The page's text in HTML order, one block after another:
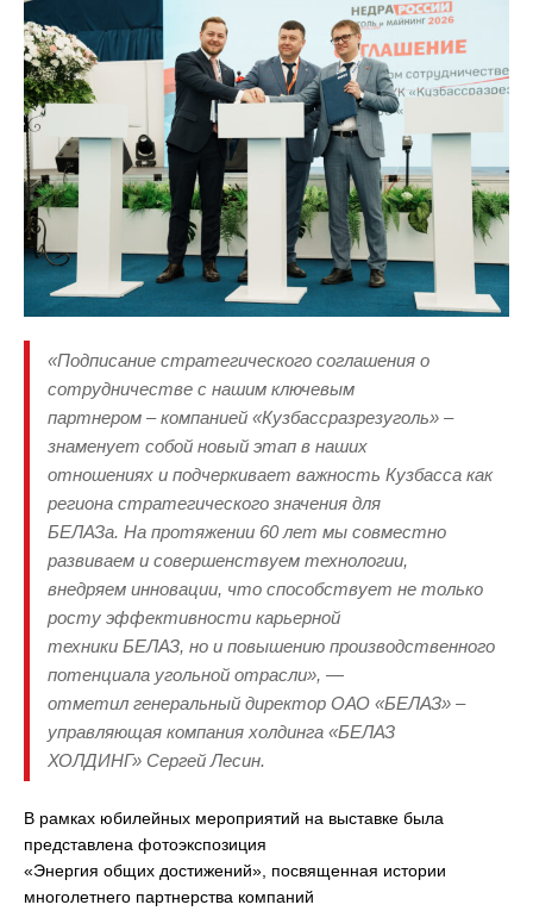
«Подписание стратегического соглашения о
сотрудничестве с нашим ключевым
партнером – компанией «Кузбассразрезуголь» –
знаменует собой новый этап в наших
отношениях и подчеркивает важность Кузбасса как
региона стратегического значения для
БЕЛАЗа. На протяжении 60 лет мы совместно
развиваем и совершенствуем технологии,
внедряем инновации, что способствует не только
росту эффективности карьерной
техники БЕЛАЗ, но и повышению производственного
потенциала угольной отрасли», —
отметил генеральный директор ОАО «БЕЛАЗ» –
управляющая компания холдинга «БЕЛАЗ
ХОЛДИНГ» Сергей Лесин.
В рамках юбилейных мероприятий на выставке была
представлена фотоэкспозиция
«Энергия общих достижений», посвященная истории
многолетнего партнерства компаний